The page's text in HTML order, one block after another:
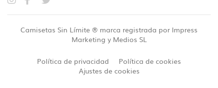
Camisetas Sin Límite ® marca registrada por Impress
Marketing y Medios SL
Política de privacidad
Política de cookies
Ajustes de cookies